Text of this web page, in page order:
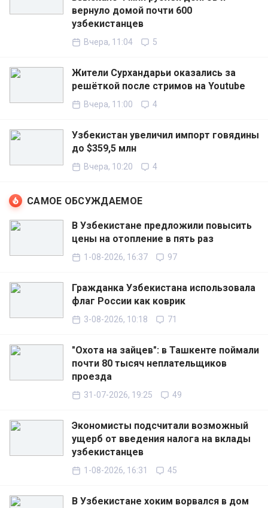
вернуло домой почти 600
узбекистанцев
Вчера, 11:04 5
Жители Сурхандарьи оказались за
решёткой после стримов на Youtube
Вчера, 11:00 4
Узбекистан увеличил импорт говядины
до $359,5 млн
Вчера, 10:20 4
САМОЕ ОБСУЖДАЕМОЕ
В Узбекистане предложили повысить
цены на отопление в пять раз
1-08-2026, 16:37 97
Гражданка Узбекистана использовала
флаг России как коврик
3-08-2026, 10:18 71
"Охота на зайцев": в Ташкенте поймали
почти 80 тысяч неплательщиков
проезда
31-07-2026, 19:25 49
Экономисты подсчитали возможный
ущерб от введения налога на вклады
узбекистанцев
1-08-2026, 16:31 45
В Узбекистане хоким ворвался в дом